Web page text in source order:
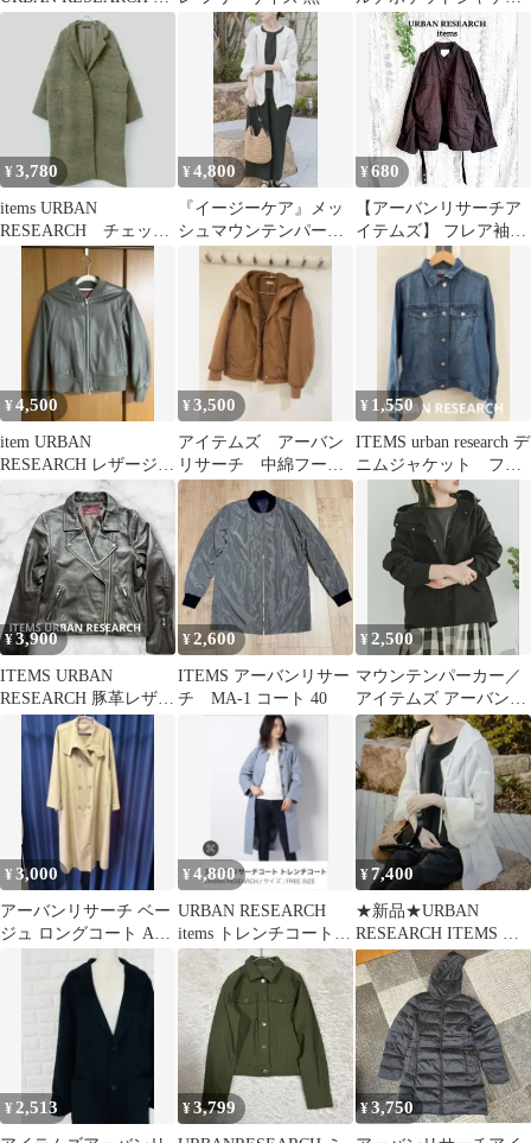
ネックコート ピーコー
¥3,780
items URBAN
RESEARCH チェック
柄オーバーサイズロン
¥4,800
『イージーケア』メッ
シュマウンテンパーカ
ー(楽着シリーズ) White
¥680
【アーバンリサーチア
イテムズ】 フレア袖ミ
リタリージャケット レ
ディース (M)
¥4,500
item URBAN
RESEARCH レザージャ
ケット（MA-1）
¥3,500
アイテムズ アーバン
リサーチ 中綿フード
ジャケット ダウンジ
ャケット キャメル
¥ 1,550
ITEMS urban research デ
ニムジャケット フリ
ーサイズ 美品
¥3,900
ITEMS URBAN
RESEARCH 豚革レザー
ライダースジャケット
濃茶
¥2,600
ITEMS アーバンリサー
チ MA-1 コート 40
¥2,500
マウンテンパーカー／
アイテムズ アーバンリ
サーチSサイズ ブラッ
ク
¥3,000
アーバンリサーチ ベー
ジュ ロングコート Aラ
¥4,800
URBAN RESEARCH
items トレンチコート
ライトブルー
¥7,400
★新品★URBAN
RESEARCH ITEMS イ
ージーケアメッシュパ
ーカー
¥ 2,513 ¥3,799 ¥3,750